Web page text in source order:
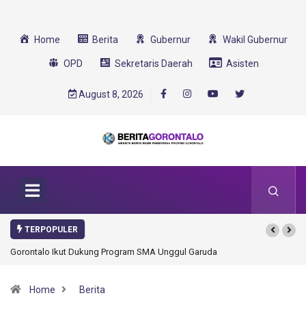
Home Berita Gubernur Wakil Gubernur
OPD Sekretaris Daerah Asisten
August 8, 2026
TERPOPULER
Gorontalo Ikut Dukung Program SMA Unggul Garuda Transformasi 2025
Home Berita